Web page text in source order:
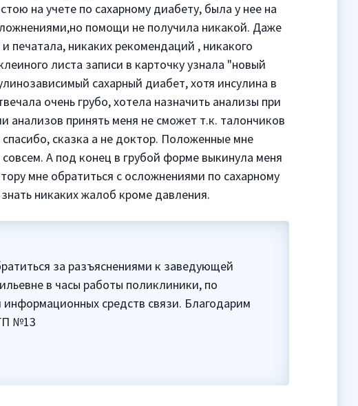
на учете по сахарному диабету, была у нее на
помощи не получила никакой. Даже
печатала, никаких рекомендаций , никакого
листа записи в карточку узнала "новый
сахарный диабет, хотя инсулина в
очень грубо, хотела назначить анализы при
анализов принять меня не сможет т.к. талончиков
сказка а не доктор. Положенные мне
А под конец в грубой форме выкинула меня
мне обратиться с осложнениями по сахарному
никаких жалоб кроме давления.
за разъяснениями к заведующей
в часы работы поликлиники, по
средств связи. Благодарим
№13